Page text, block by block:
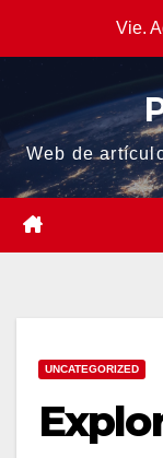
Vie.
Web de
UNCATEGORIZED